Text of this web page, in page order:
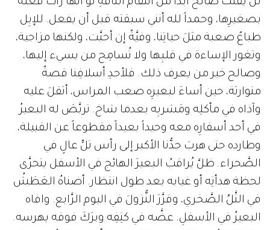
لن يفلتَ صالح أبداً من انتقام النَّاقةِ لو أنها رأت فعلَهُ
بصغيرِها، وحمداً لله أنني سبقته قبل أن يفعل. للإبِل
طباعٌ صعبة مثلَ حياتِنا، وفيَّةٌ إن أحبَّت، ولكنها مزاجية،
وتغور الإساءة في قلبِها ولا تُسامِح من يسيء إليها،
وصالح خير من يعرف ذلك. فلأحدِ أسلافِنا قصةٌ
متوارثة، حين أساءَ لبعيرِه صعب المراس، أثقلَ عليه
وآذاه في مأكلِه ومَشربِه بعدما شاخ. تربَّصَ له البعيرُ
في أحد أسفارِه معه وحيداً بعيداً مقطوعاً عن القبيلة،
وطارده حتى هربَ جدُّنا الأكبر إلى رأس تلٍّ عالٍ في
الصَّحراء. ظلَّ يُراقبُ البعيرَ الهائج في الأسفل يتحرَّى
لحظة هدأتِه أو غيابه بعد طول انتظار. أضناهُ العَطَشُ
في التَّلِّ الصَّخري، وقرَّرَ النُّزولَ في اليوم الرَّابع. وافاه
البعيرُ في الأسفلِ. عضَّه في كتِفِه وبرَكَ فوقه يهرسه.